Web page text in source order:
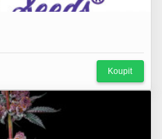
Koupit